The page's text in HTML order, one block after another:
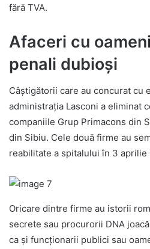
fără TVA.
Afaceri cu
penali dubioși
Câștigătorii care au concurat cu
administrația Lasconi a eliminat
companiile Grup Primacons din
din Sibiu. Cele două firme au
reabilitate a spitalului în 3 aprilie
Oricare dintre firme au istorii
secrete sau procurorii DNA
ca și funcționarii publici sau